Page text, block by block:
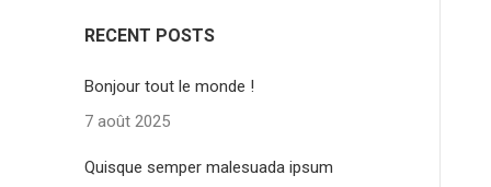
RECENT POSTS
Bonjour tout le monde !
7 août 2025
Quisque semper malesuada ipsum